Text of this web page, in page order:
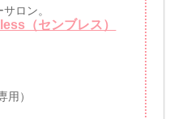
ロン。
（センブレス）
用）